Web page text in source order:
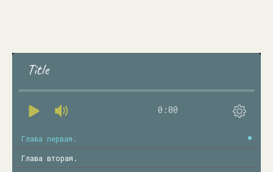
Title
0:00
Глава первая.
Глава вторая.